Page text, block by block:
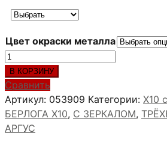
Цвет окраски металла
Количество
товара
Берлога
Х10
САБИНА
Махагон
В КОРЗИНУ
Сравнить
Артикул: 053909 Категории: X10
БЕРЛОГА Х10, С ЗЕРКАЛОМ,
АРГУС